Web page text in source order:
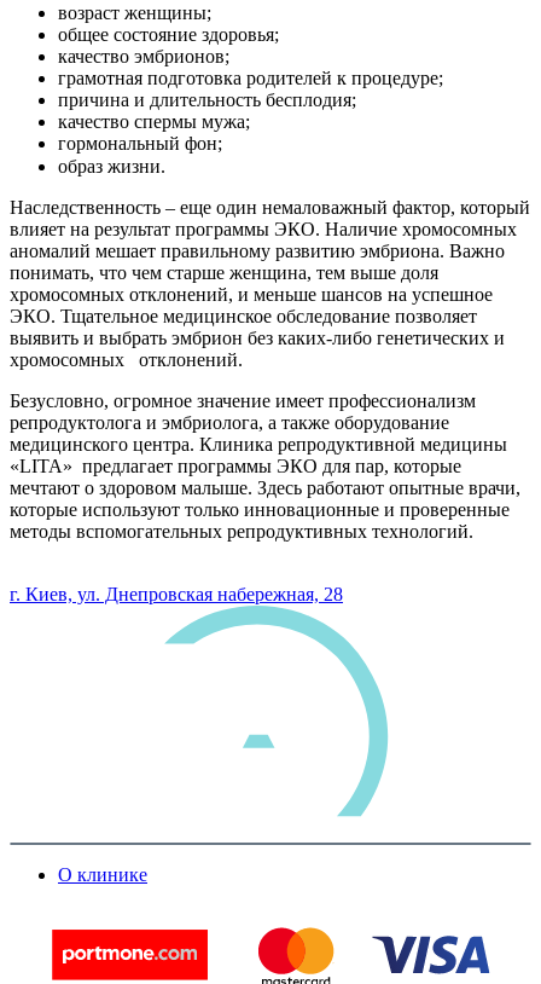
возраст женщины;
общее состояние здоровья;
качество эмбрионов;
грамотная подготовка родителей к процедуре;
причина и длительность бесплодия;
качество спермы мужа;
гормональный фон;
образ жизни.⠀
Наследственность – еще один немаловажный фактор, который
влияет на результат программы ЭКО. Наличие хромосомных
аномалий мешает правильному развитию эмбриона. Важно
понимать, что чем старше женщина, тем выше доля
хромосомных отклонений, и меньше шансов на успешное
ЭКО. Тщательное медицинское обследование позволяет
выявить и выбрать эмбрион без каких-либо генетических и
хромосомных отклонений.
Безусловно, огромное значение имеет профессионализм
репродуктолога и эмбриолога, а также оборудование
медицинского центра. Клиника репродуктивной медицины
«LITA» предлагает программы ЭКО для пар, которые
мечтают о здоровом малыше. Здесь работают опытные врачи,
которые используют только инновационные и проверенные
методы вспомогательных репродуктивных технологий.
г. Киев, ул. Днепровская набережная, 28
О клинике